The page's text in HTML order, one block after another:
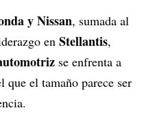
y Nissan, sumada al
en Stellantis,
se enfrenta a
que el tamaño parece ser